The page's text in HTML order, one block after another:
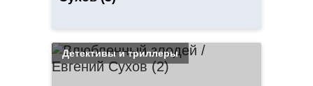
Детективы и триллеры